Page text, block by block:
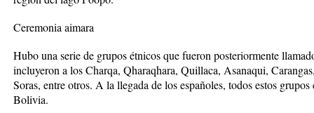
Ceremonia aimara
Hubo una serie de grupos étnicos que fueron posteriormente
incluyeron a los Charqa, Qharaqhara, Quillaca, Asanaqui,
Soras, entre otros. A la llegada de los españoles, todos estos
Bolivia.